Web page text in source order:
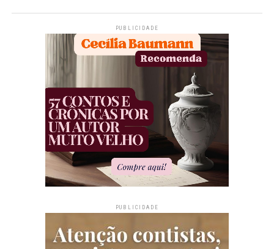
PUBLICIDADE
PUBLICIDADE